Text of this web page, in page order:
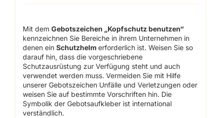
Mit demGebotszeichen „Kopfschutz benutzen“
kennzeichnen Sie Bereiche in ihrem Unternehmen in
denen einSchutzhelmerforderlich ist. Weisen Sie so
darauf hin, dass die vorgeschriebene
Schutzausrüstung zur Verfügung steht und auch
verwendet werden muss. Vermeiden Sie mit Hilfe
unserer Gebotszeichen Unfälle und Verletzungen oder
weisen Sie auf bestimmte Vorschriften hin. Die
Symbolik der Gebotsaufkleber ist international
verständlich.